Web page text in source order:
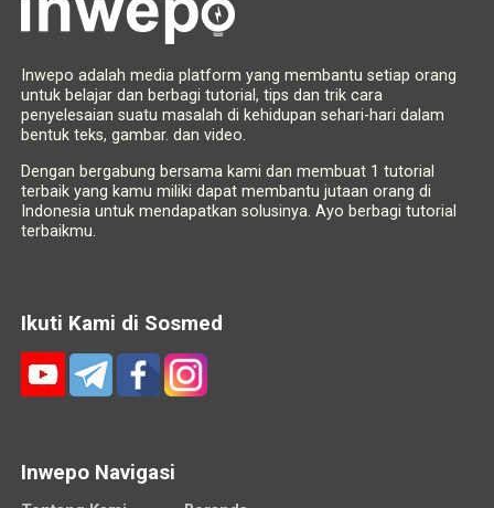
Inwepo adalah media platform yang membantu setiap orang
untuk belajar dan berbagi tutorial, tips dan trik cara
penyelesaian suatu masalah di kehidupan sehari-hari dalam
bentuk teks, gambar. dan video.
Dengan bergabung bersama kami dan membuat 1 tutorial
terbaik yang kamu miliki dapat membantu jutaan orang di
Indonesia untuk mendapatkan solusinya. Ayo berbagi tutorial
terbaikmu.
Ikuti Kami di Sosmed
Inwepo Navigasi